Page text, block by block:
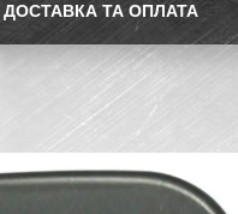
ДОСТАВКА ТА ОПЛАТА